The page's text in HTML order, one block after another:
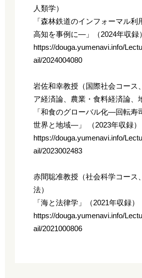
人類学）
「森林鉄道のインフォーマル
高知を事例に―」（2024年収録
https://douga.yumenavi.info/
ail/2024004080
岩佐和幸教授（国際社会コース
ア経済論、農業・食料経済論、
「和食のグローバル化―回転寿
世界と地域―」 （2023年収録）
https://douga.yumenavi.info/
ail/2023002483
赤間聡准教授（社会科学コース
法）
「海と法律学」（2021年収録）
https://douga.yumenavi.info/
ail/2021000806